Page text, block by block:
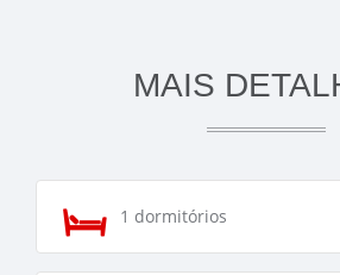
MAIS
1 dormitórios